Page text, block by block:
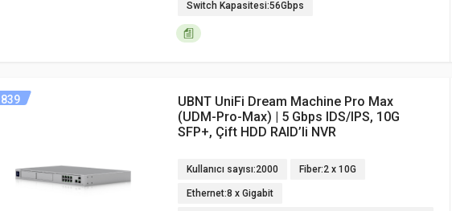
Switch Kapasitesi:56Gbps
UBNT UniFi Dream Machine Pro Max
(UDM-Pro-Max) | 5 Gbps IDS/IPS, 10G
SFP+, Çift HDD RAID’li NVR
Kullanıcı sayısı:2000 Fiber:2 x 10G
Ethernet:8 x Gigabit